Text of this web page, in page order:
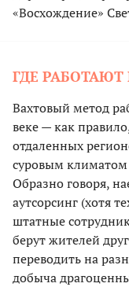
«Восхождение»
ГДЕ
Вахтовый метод
веке — как
отдаленных
суровым
Образно говоря,
аутсорсинг (хотя
штатные
берут жителей
переводить на
добыча